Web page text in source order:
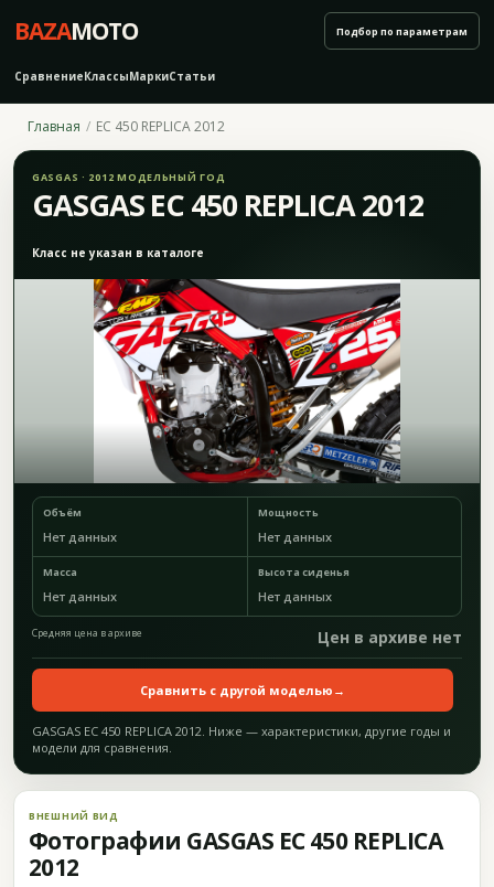
BAZAMOTO
СравнениеКлассыМаркиСтатьи
Подбор по параметрам
Главная EC 450 REPLICA 2012
GASGAS · 2012 МОДЕЛЬНЫЙ ГОД
GASGAS EC 450 REPLICA 2012
Класс не указан в каталоге
Объём
Нет данных
Мощность
Нет данных
Масса
Нет данных
Высота сиденья
Нет данных
Средняя цена в архиве Цен в архиве нет
Сравнить с другой моделью →
GASGAS EC 450 REPLICA 2012. Ниже — характеристики, другие годы и
модели для сравнения.
ВНЕШНИЙ ВИД
Фотографии GASGAS EC 450 REPLICA
2012